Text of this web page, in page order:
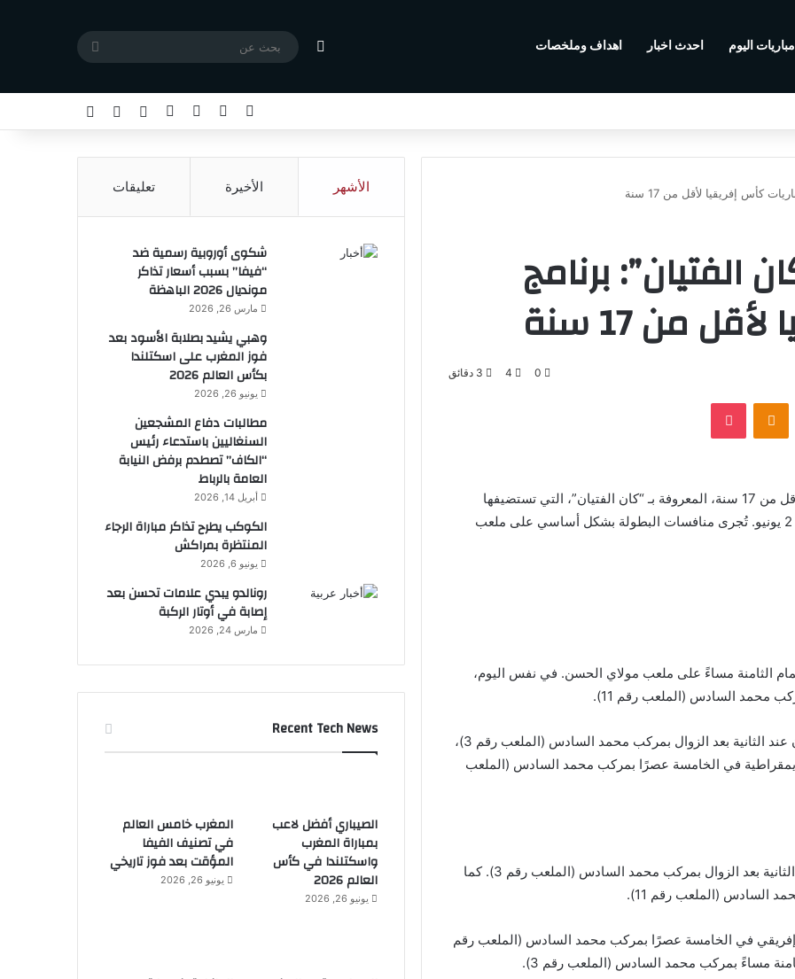
مباريات اليوم احدث اخبار اهداف وملخصات مقال عشوائي
بحث
فيسبوك يوتيوب انستقرامتسجيل الدخول
مقال عشوائي
كأس إفريقيا لأقل من 17 سنة
برنامج
من 17 سنة
0
4
كُشف النقاب عن برنامج مباريات كأس إفريقيا للأمم لأقل من 17 سنة، المعروفة بـ “كان الفتيان”، التي تستضيفها
المملكة المغربية خلال الفترة الممتدة من 13 مايو إلى 2 يونيو. تُجرى منافسات البطولة بشكل أساسي على ملعب
الثامنة مساءً على ملعب مولاي الحسن. في نفس اليوم،
محمد السادس (الملعب رقم 11).
تشهد نفس الأربعاء مواجهة بين كوت ديفوار والكاميرون عند الثانية بعد الزوال بمركب محمد السادس (الملعب رقم 3)،
الديمقراطية في الخامسة عصرًا بمركب محمد السادس (الملعب
تستكمل مباريات الجولة الأولى بلقاء مالي وأنغولا عند الثانية بعد الزوال بمركب محمد السادس (الملعب رقم 3). كما
السادس (الملعب رقم 11).
في الخامسة عصرًا بمركب محمد السادس (الملعب رقم
الأشهر الأخيرة تعليقات
شكوى أوروبية رسمية ضد
“فيفا” بسبب أسعار تذاكر
مونديال 2026 الباهظة
مارس 26, 2026
وهبي يشيد بصلابة الأسود بعد
فوز المغرب على اسكتلندا
بكأس العالم 2026
يونيو 26, 2026
مطالبات دفاع المشجعين
السنغاليين باستدعاء رئيس
“الكاف” تصطدم برفض النيابة
العامة بالرباط
أبريل 14, 2026
الكوكب يطرح تذاكر مباراة الرجاء
المنتظرة بمراكش
يونيو 6, 2026
رونالدو يبدي علامات تحسن بعد
إصابة في أوتار الركبة
مارس 24, 2026
Recent Tech News
الصيباري أفضل لاعب
بمباراة المغرب
واسكتلندا في كأس
العالم 2026
يونيو 26, 2026
المغرب خامس العالم
في تصنيف الفيفا
المؤقت بعد فوز تاريخي
يونيو 26, 2026